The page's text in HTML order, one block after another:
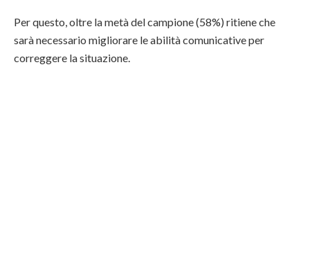
Per questo, oltre la metà del campione (58%) ritiene che
sarà necessario migliorare le abilità comunicative per
correggere la situazione.